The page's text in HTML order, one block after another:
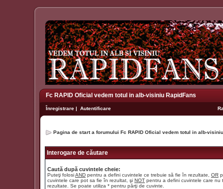
Fc RAPID Oficial vedem totul in alb-visiniu RapidFans
Înregistrare | Autentificare
Pagina de start a forumului Fc RAPID Oficial vedem totul in alb-
Interogare de căutare
Caută după cuvintele cheie:
Puteţi folosiAND pentru a defini cuvintele ce trebuie să fie în rezultate, OR
cuvintele care pot sa fie în rezultat, şi NOT pentru a defini cuvintele care nu
rezultate. Se poate utiliza * pentru părţi de cuvinte.